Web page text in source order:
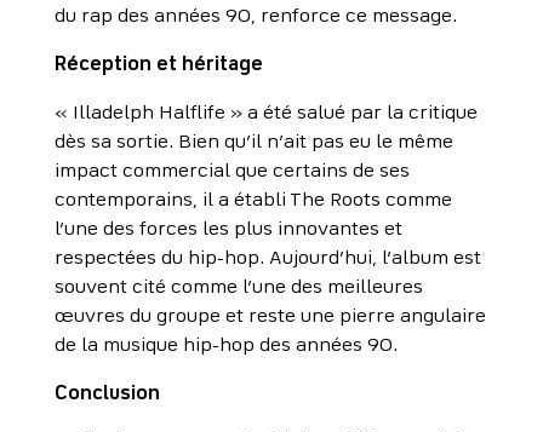
du rap des années 90, renforce ce message.
Réception et héritage
« Illadelph Halflife » a été salué par la critique
dès sa sortie. Bien qu’il n’ait pas eu le même
impact commercial que certains de ses
contemporains, il a établi The Roots comme
l’une des forces les plus innovantes et
respectées du hip-hop. Aujourd’hui, l’album est
souvent cité comme l’une des meilleures
œuvres du groupe et reste une pierre angulaire
de la musique hip-hop des années 90.
Conclusion